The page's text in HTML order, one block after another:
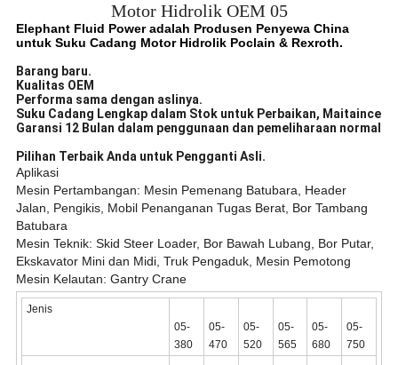
Motor Hidrolik OEM 05
Elephant Fluid Power adalah Produsen Penyewa China
untuk Suku Cadang Motor Hidrolik Poclain & Rexroth.
Barang baru.
Kualitas OEM
Performa sama dengan aslinya.
Suku Cadang Lengkap dalam Stok untuk Perbaikan, Maitaince
Garansi 12 Bulan dalam penggunaan dan pemeliharaan normal
Pilihan Terbaik Anda untuk Pengganti Asli.
Aplikasi
Mesin Pertambangan: Mesin Pemenang Batubara, Header
Jalan, Pengikis, Mobil Penanganan Tugas Berat, Bor Tambang
Batubara
Mesin Teknik: Skid Steer Loader, Bor Bawah Lubang, Bor Putar,
Ekskavator Mini dan Midi, Truk Pengaduk, Mesin Pemotong
Mesin Kelautan: Gantry Crane
Jenis
05-
380
05-
470
05-
520
05-
565
05-
680
05-
750